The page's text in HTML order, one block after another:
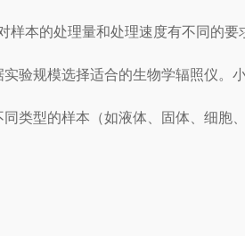
本的处理量和处理速度有不同的要
规模选择适合的生物学辐照仪。小
型的样本（如液体、固体、细胞、